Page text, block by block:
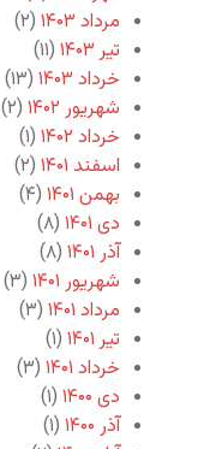
مرداد ۱۴۰۳
(۲)
تیر ۱۴۰۳
(۱۱)
خرداد ۱۴۰۳
(۱۳)
شهریور ۱۴۰۲
(۲)
خرداد ۱۴۰۲
(۱)
اسفند ۱۴۰۱
(۲)
بهمن ۱۴۰۱
(۴)
دی ۱۴۰۱
(۸)
آذر ۱۴۰۱
(۸)
شهریور ۱۴۰۱
(۳)
مرداد ۱۴۰۱
(۳)
تیر ۱۴۰۱
(۱)
خرداد ۱۴۰۱
(۳)
دی ۱۴۰۰
(۱)
آذر ۱۴۰۰
(۱)